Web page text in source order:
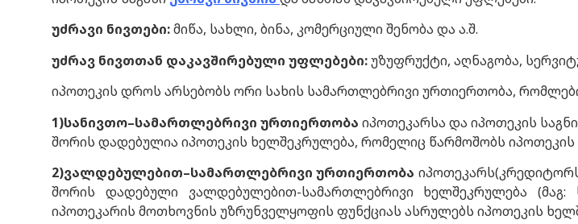
უძრავი ნივთები:მიწა, სახლი, ბინა, კომერციული შენობა და ა.შ.
უძრავ ნივთთან დაკავშირებული უფლებები:უზუფრუქტი, აღნაგობა,
იპოთეკის დროს არსებობს ორი სახის სამართლებრივი ურთიერთობა,
1)სანივთო–სამართლებრივი ურთიერთობა იპოთეკარსა და იპოთეკის
შორის დადებულია იპოთეკის ხელშეკრულება, რომელიც წარმოშობს
2)ვალდებულებით–სამართლებრივი ურთიერთობა
შორის დადებული ვალდებულებით-სამართლებრივი ხელშეკრულება
იპოთეკარის მოთხოვნის უზრუნველყოფის ფუნქციას ასრულებს იპოთეკის